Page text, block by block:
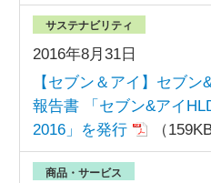
2016年8月31日
サステナビリティ
【セブン＆アイ】セブ
報告書 「セブン&アイ
2016」を発行
（159KB
商品・サービス